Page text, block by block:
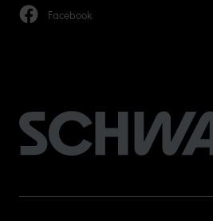
Facebook